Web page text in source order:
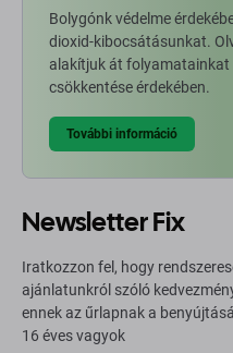
Bolygónk védelme
dioxid-kibocsátásunkat.
alakítjuk át folyamatainkat
csökkentése érdekében.
További információ
Newsletter Fix
Iratkozzon fel, hogy
ajánlatunkról szóló
ennek az űrlapnak a
16 éves vagyok